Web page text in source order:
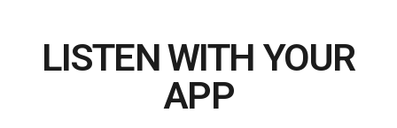
LISTEN WITH YOUR
APP